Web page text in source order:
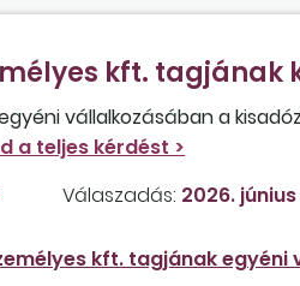
kft. tagjának
vállalkozásában a
Válaszadás: 2026.
kft. tagjának egyéni